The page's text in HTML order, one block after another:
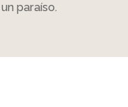
paraíso.